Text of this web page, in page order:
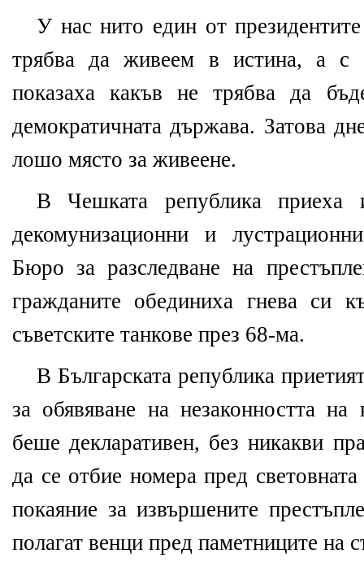
У нас нито един от
трябва да живеем в истина, а с
показаха какъв не трябва да
демократичната държава. Затова
лошо място за живеене.
В Чешката република
приеха
декомунизационни и
Бюро за разследване на
гражданите обединиха гнева си
съветските танкове през 68-ма.
В Българската република
за обявяване на незаконността
беше декларативен, без никакви
да се отбие номера пред
покаяние за извършените
полагат венци пред паметниците на